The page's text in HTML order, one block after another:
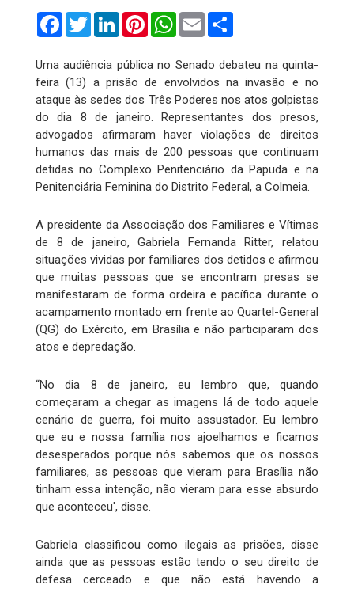
FacebookTwitterLinkedInPinterestWhatsApp
Email
Uma audiência pública no Senado debateu na quinta-
feira (13) a prisão de envolvidos na invasão e no
ataque às sedes dos Três Poderes nos atos golpistas
do dia 8 de janeiro. Representantes dos presos,
advogados afirmaram haver violações de direitos
humanos das mais de 200 pessoas que continuam
detidas no Complexo Penitenciário da Papuda e na
Penitenciária Feminina do Distrito Federal, a Colmeia.
A presidente da Associação dos Familiares e Vítimas
de 8 de janeiro, Gabriela Fernanda Ritter, relatou
situações vividas por familiares dos detidos e afirmou
que muitas pessoas que se encontram presas se
manifestaram de forma ordeira e pacífica durante o
acampamento montado em frente ao Quartel-General
(QG) do Exército, em Brasília e não participaram dos
atos e depredação.
“No dia 8 de janeiro, eu lembro que, quando
começaram a chegar as imagens lá de todo aquele
cenário de guerra, foi muito assustador. Eu lembro
que eu e nossa família nos ajoelhamos e ficamos
desesperados porque nós sabemos que os nossos
familiares, as pessoas que vieram para Brasília não
tinham essa intenção, não vieram para esse absurdo
que aconteceu', disse.
Gabriela classificou como ilegais as prisões, disse
ainda que as pessoas estão tendo o seu direito de
defesa cerceado e que não está havendo a